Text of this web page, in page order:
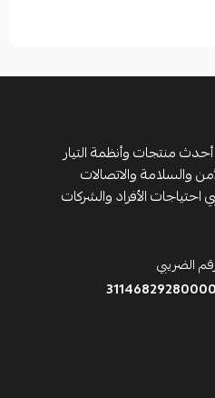
منتجات وأنظمة التيار
والسلامة والاتصالات
احتياجات الأفراد والشركات
الضريبي